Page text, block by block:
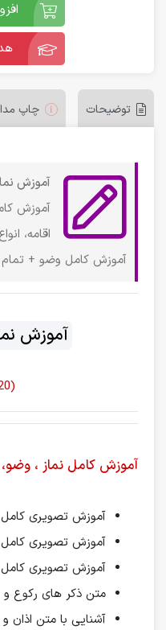
توضیحات چاپ
آموزش
آموزش
اقامه،
آموزش کامل وضو +
آموزش
(20 صفحه)
آموزش کامل نماز ،
آموزش تصویری کامل
آموزش تصویری
آموزش تصویری
متن ذکر های رکوع
آشنایی با متن اذان و